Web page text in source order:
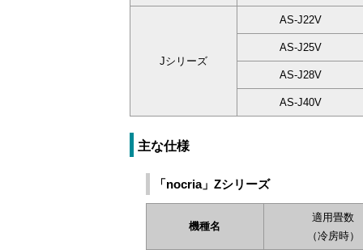
Jシリーズ
AS-J22V
AS-J25V
AS-J28V
AS-J40V
主な仕様
「nocria」Zシリーズ
機種名
適用畳数
（冷房時）